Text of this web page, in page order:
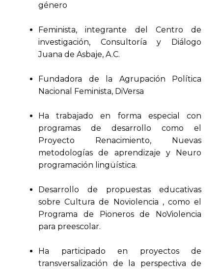
género
Feminista, integrante del Centro de
investigación, Consultoría y Diálogo
Juana de Asbaje, A.C.
Fundadora de la Agrupación Política
Nacional Feminista, DiVersa
Ha trabajado en forma especial con
programas de desarrollo como el
Proyecto Renacimiento, Nuevas
metodologías de aprendizaje y Neuro
programación lingüística.
Desarrollo de propuestas educativas
sobre Cultura de Noviolencia , como el
Programa de Pioneros de NoViolencia
para preescolar.
Ha participado en proyectos de
transversalización de la perspectiva de